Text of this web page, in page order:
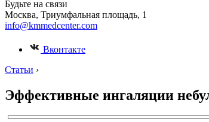
Будьте на связи
Москва, Триумфальная площадь, 1
info@kmmedcenter.com
Вконтакте
Статьи ›
Эффективные ингаляции